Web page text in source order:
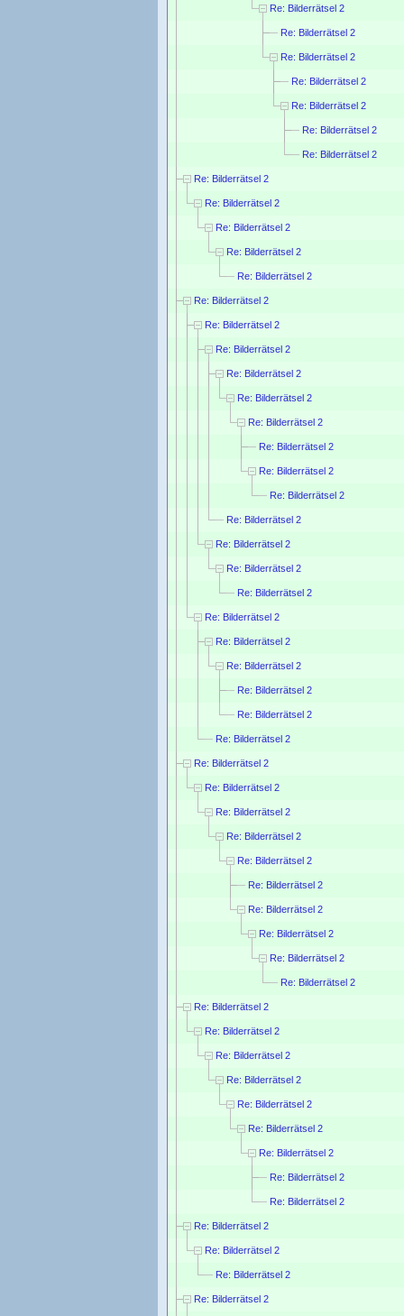
Re: Bilderrätsel 2
Re: Bilderrätsel 2
Re: Bilderrätsel 2
Re: Bilderrätsel 2
Re: Bilderrätsel 2
Re: Bilderrätsel 2
Re: Bilderrätsel 2
Re: Bilderrätsel 2
Re: Bilderrätsel 2
Re: Bilderrätsel 2
Re: Bilderrätsel 2
Re: Bilderrätsel 2
Re: Bilderrätsel 2
Re: Bilderrätsel 2
Re: Bilderrätsel 2
Re: Bilderrätsel 2
Re: Bilderrätsel 2
Re: Bilderrätsel 2
Re: Bilderrätsel 2
Re: Bilderrätsel 2
Re: Bilderrätsel 2
Re: Bilderrätsel 2
Re: Bilderrätsel 2
Re: Bilderrätsel 2
Re: Bilderrätsel 2
Re: Bilderrätsel 2
Re: Bilderrätsel 2
Re: Bilderrätsel 2
Re: Bilderrätsel 2
Re: Bilderrätsel 2
Re: Bilderrätsel 2
Re: Bilderrätsel 2
Re: Bilderrätsel 2
Re: Bilderrätsel 2
Re: Bilderrätsel 2
Re: Bilderrätsel 2
Re: Bilderrätsel 2
Re: Bilderrätsel 2
Re: Bilderrätsel 2
Re: Bilderrätsel 2
Re: Bilderrätsel 2
Re: Bilderrätsel 2
Re: Bilderrätsel 2
Re: Bilderrätsel 2
Re: Bilderrätsel 2
Re: Bilderrätsel 2
Re: Bilderrätsel 2
Re: Bilderrätsel 2
Re: Bilderrätsel 2
Re: Bilderrätsel 2
Re: Bilderrätsel 2
Re: Bilderrätsel 2
Re: Bilderrätsel 2
Re: Bilderrätsel 2